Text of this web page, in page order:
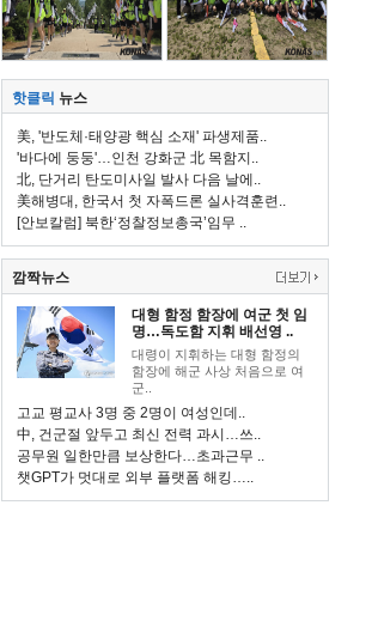
핫클릭 뉴스
美, '반도체·태양광 핵심 소재' 파생제품..
'바다에 둥둥'…인천 강화군 北 목함지..
北, 단거리 탄도미사일 발사 다음 날에..
美해병대, 한국서 첫 자폭드론 실사격훈련..
[안보칼럼] 북한‘정찰정보총국’임무 ..
깜짝뉴스
대형 함정 함장에 여군 첫 임
명…독도함 지휘 배선영 ..
대령이 지휘하는 대형 함정의
함장에 해군 사상 처음으로 여
군..
고교 평교사 3명 중 2명이 여성인데..
中, 건군절 앞두고 최신 전력 과시…쓰..
공무원 일한만큼 보상한다…초과근무 ..
챗GPT가 멋대로 외부 플랫폼 해킹…..